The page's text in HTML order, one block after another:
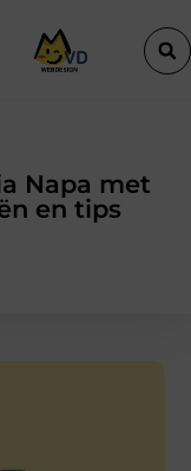
voor Vloerbedekking in
Napa met
en tips